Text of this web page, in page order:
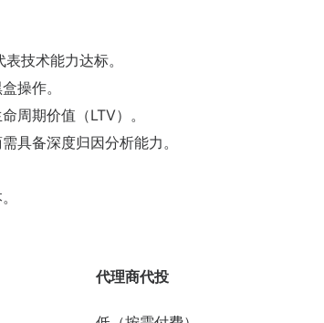
技术能力达标。
操作。
周期价值（LTV）。
具备深度归因分析能力。
代理商代投